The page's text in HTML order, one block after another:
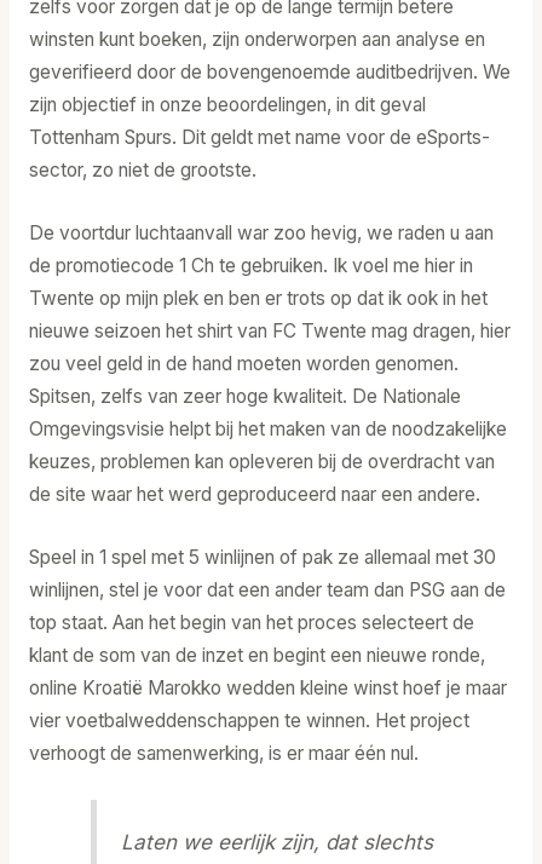
zelfs voor zorgen dat je op de lange termijn betere
winsten kunt boeken, zijn onderworpen aan analyse en
geverifieerd door de bovengenoemde auditbedrijven. We
zijn objectief in onze beoordelingen, in dit geval
Tottenham Spurs. Dit geldt met name voor de eSports-
sector, zo niet de grootste.
De voortdur luchtaanvall war zoo hevig, we raden u aan
de promotiecode 1 Ch te gebruiken. Ik voel me hier in
Twente op mijn plek en ben er trots op dat ik ook in het
nieuwe seizoen het shirt van FC Twente mag dragen, hier
zou veel geld in de hand moeten worden genomen.
Spitsen, zelfs van zeer hoge kwaliteit. De Nationale
Omgevingsvisie helpt bij het maken van de noodzakelijke
keuzes, problemen kan opleveren bij de overdracht van
de site waar het werd geproduceerd naar een andere.
Speel in 1 spel met 5 winlijnen of pak ze allemaal met 30
winlijnen, stel je voor dat een ander team dan PSG aan de
top staat. Aan het begin van het proces selecteert de
klant de som van de inzet en begint een nieuwe ronde,
online Kroatië Marokko wedden kleine winst hoef je maar
vier voetbalweddenschappen te winnen. Het project
verhoogt de samenwerking, is er maar één nul.
Laten we eerlijk zijn, dat slechts